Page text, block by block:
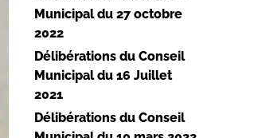
Municipal du 27 octobre
2022
Délibérations du Conseil
Municipal du 16 Juillet
2021
Délibérations du Conseil